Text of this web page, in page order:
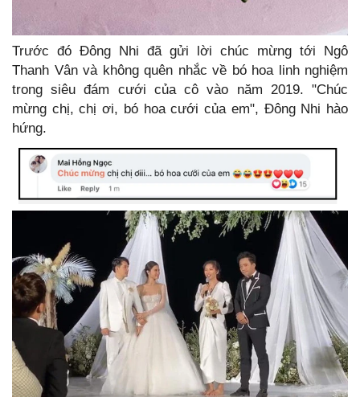
Trước đó Đông Nhi đã gửi lời chúc mừng tới Ngô
Thanh Vân và không quên nhắc về bó hoa linh nghiệm
trong siêu đám cưới của cô vào năm 2019. "Chúc
mừng chị, chị ơi, bó hoa cưới của em", Đông Nhi hào
hứng.